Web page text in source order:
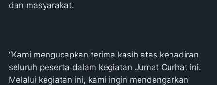
dan masyarakat.
“Kami mengucapkan terima kasih atas kehadiran
seluruh peserta dalam kegiatan Jumat Curhat ini.
Melalui kegiatan ini, kami ingin mendengarkan